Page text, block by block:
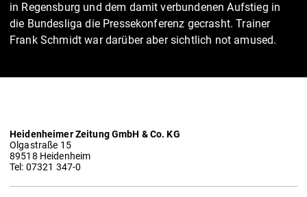
in Regensburg und dem damit verbundenen Aufstieg in
die Bundesliga die Pressekonferenz gecrasht. Trainer
Frank Schmidt war darüber aber sichtlich not amused.
Heidenheimer Zeitung GmbH & Co. KG
Olgastraße 15
89518 Heidenheim
Tel: 07321 347-0